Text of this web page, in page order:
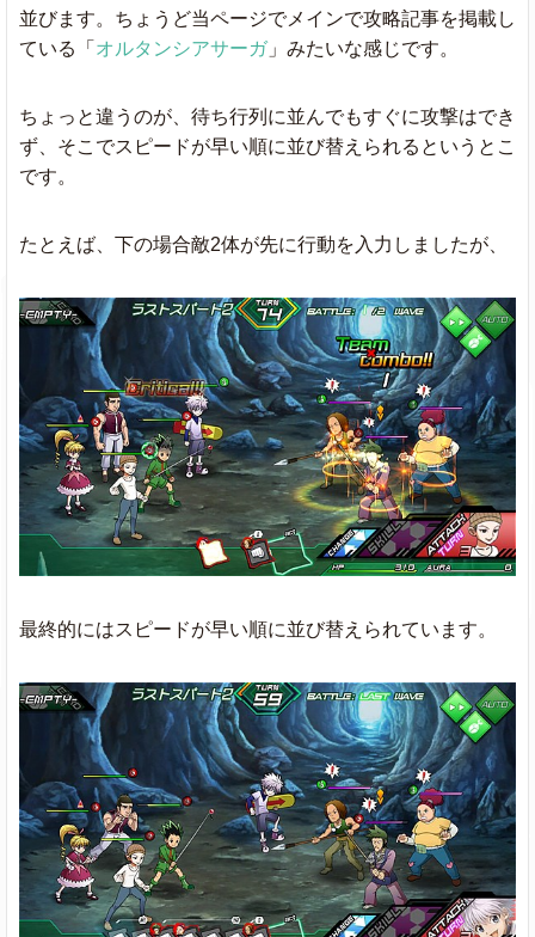
並びます。ちょうど当ページでメインで攻略記事を掲載し
ている「 オルタンシアサーガ」みたいな感じです。
ちょっと違うのが、待ち行列に並んでもすぐに攻撃はでき
ず、そこでスピードが早い順に並び替えられるというとこ
です。
たとえば、下の場合敵2体が先に行動を入力しましたが、
最終的にはスピードが早い順に並び替えられています。